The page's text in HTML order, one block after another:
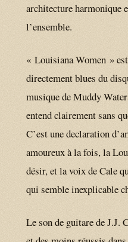
architecture harmonique
l’ensemble.
« Louisiana Women »
directement blues du
musique de Muddy
entend clairement sans
C’est une declaration
amoureux à la fois, la
désir, et la voix de Cale
qui semble inexplicable
Le son de guitare de J.J.